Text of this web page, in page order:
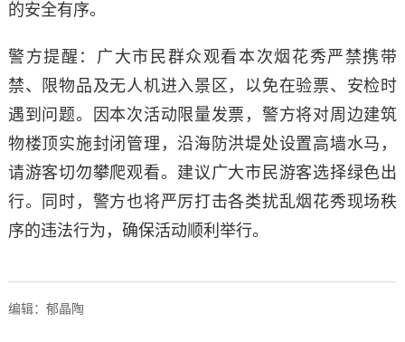
的安全有序。
警方提醒：广大市民群众观看本次烟花秀严禁携带
禁、限物品及无人机进入景区，以免在验票、安检时
遇到问题。因本次活动限量发票，警方将对周边建筑
物楼顶实施封闭管理，沿海防洪堤处设置高墙水马，
请游客切勿攀爬观看。建议广大市民游客选择绿色出
行。同时，警方也将严厉打击各类扰乱烟花秀现场秩
序的违法行为，确保活动顺利举行。
编辑：郁晶陶